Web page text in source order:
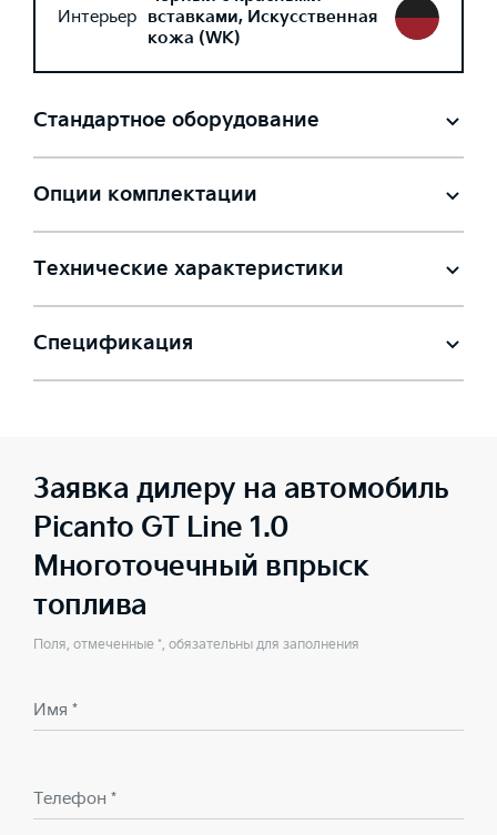
Интерьер вставками, Искусственная
кожа (WK)
Стандартное оборудование
Опции комплектации
Технические характеристики
Спецификация
Заявка дилеру на автомобиль
Picanto GT Line 1.0
Многоточечный впрыск
топлива
Поля, отмеченные *, обязательны для заполнения
Имя *
Телефон *